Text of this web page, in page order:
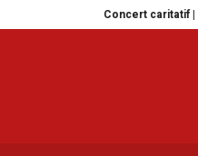
Concert caritatif | La